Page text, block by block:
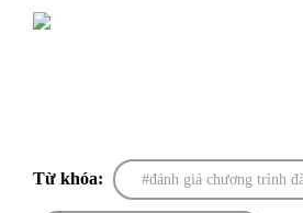
Từ khóa: đánh giá chương trình